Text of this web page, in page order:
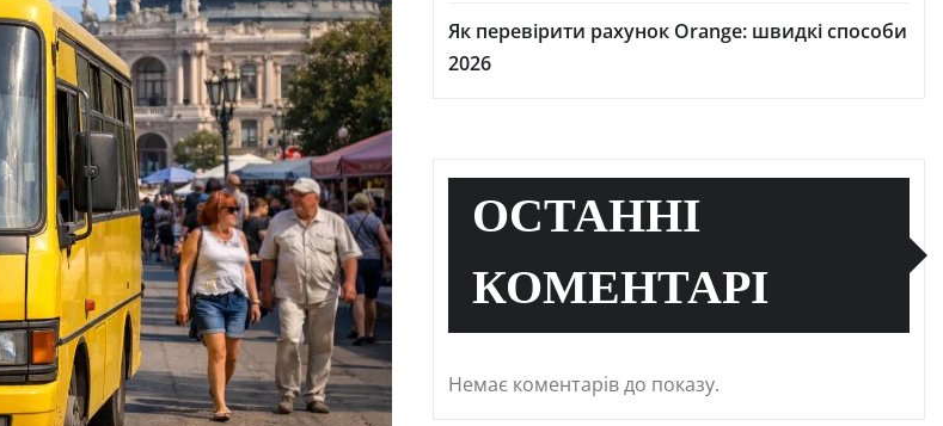
Як перевірити рахунок Orange: швидкі способи
2026
ОСТАННІ
КОМЕНТАРІ
Немає коментарів до показу.